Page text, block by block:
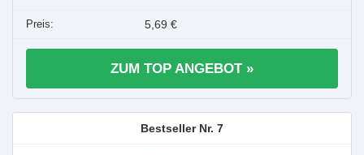
5,69 €
ZUM TOP ANGEBOT »
7